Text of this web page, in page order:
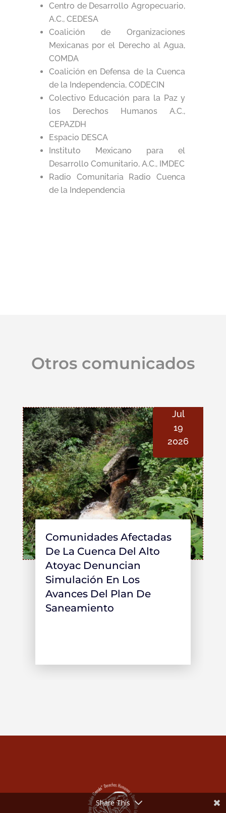
Centro de Desarrollo Agropecuario,
A.C., CEDESA
Coalición de Organizaciones
Mexicanas por el Derecho al Agua,
COMDA
Coalición en Defensa de la Cuenca
de la Independencia, CODECIN
Colectivo Educación para la Paz y
los Derechos Humanos A.C.,
CEPAZDH
Espacio DESCA
Instituto Mexicano para el
Desarrollo Comunitario, A.C., IMDEC
Radio Comunitaria Radio Cuenca
de la Independencia
Otros comunicados
Jul
19
2026
Comunidades Afectadas
De La Cuenca Del Alto
Atoyac Denuncian
Simulación En Los
Avances Del Plan De
Saneamiento
Share This